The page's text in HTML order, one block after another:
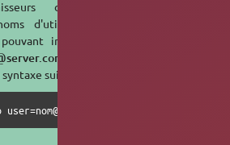
de ftp
d'utilisateurs
interférer
suivante :
ftp.server.com